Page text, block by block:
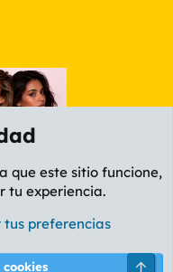
que este sitio funcione,
tu experiencia.
preferencias